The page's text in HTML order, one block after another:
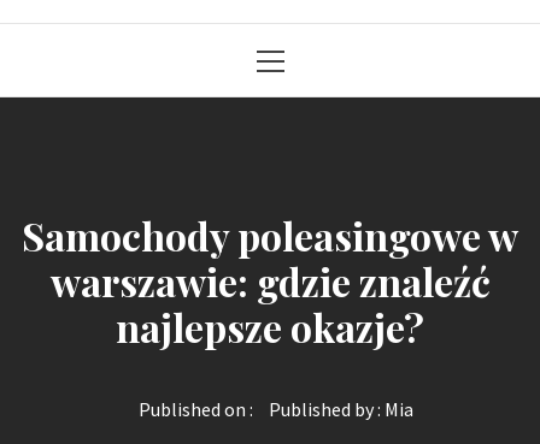
Menu
Samochody poleasingowe w
warszawie: gdzie znaleźć
najlepsze okazje?
Published on : Published by : Mia